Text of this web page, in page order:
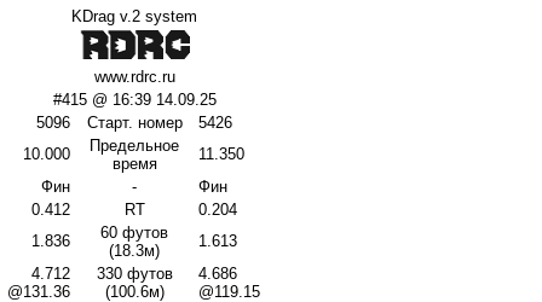
KDrag v.2 system
www.rdrc.ru
#415 @ 16:39 14.09.25
5096
Старт. номер
5426
10.000
Предельное
время
11.350
Фин
-
Фин
0.412
RT
0.204
1.836
60 футов
(18.3м)
1.613
4.712
@131.36
330 футов
(100.6м)
4.686
@119.15